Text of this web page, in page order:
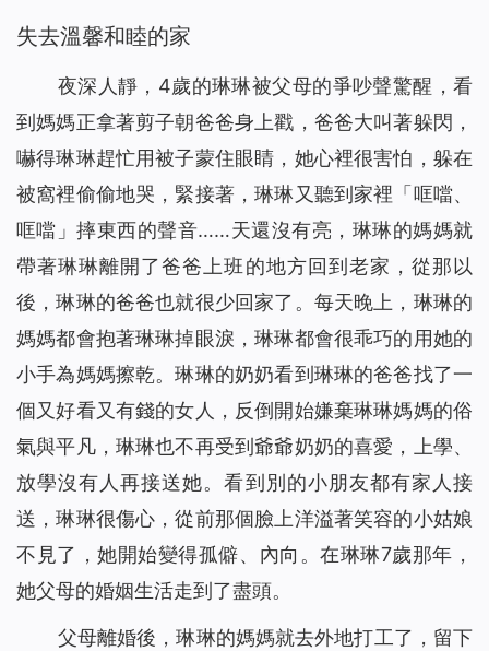
24 信主卻白天犯罪、晚上認罪的人能進天國嗎 （有聲讀物）
你知道如何禱告才能得到主的回應嗎（有聲讀物）
26 找回初心，誠實做人（有聲讀物）
27
在神凡事都能！ ——一名年近70歲基督徒的演員經歷（有
聲讀物）
28 從富翁的空中樓閣夢帶來的啟發（有聲讀物）
29
從「神尋找迷路羊」的比喻中看到神對人類的愛惜（有聲讀
物）
當我改變自己的禱告後⋯⋯（有聲讀物）
31 在死亡線上，誰為她帶來了希望之光？(有聲讀物)
32
神將我從網絡遊戲的泥潭中救起（有聲讀物）
35 只要做到三方面，你與神就能保持正常關係（有聲讀物）
36 基督徒靈修-掌握三要素，讓你與神更親近！（有聲讀物）
37 是誰給了她一個溫暖的家？（有聲讀物）
38 【基督徒日記】將心安靜在神面前的四條實行（有聲讀物）
39 懷孕七個月的我，被綁架後……（有聲讀物）
失去溫馨和睦的家
夜深人靜，4歲的琳琳被父母的爭吵聲驚醒，看
到媽媽正拿著剪子朝爸爸身上戳，爸爸大叫著躲閃，
嚇得琳琳趕忙用被子蒙住眼睛，她心裡很害怕，躲在
被窩裡偷偷地哭，緊接著，琳琳又聽到家裡「哐噹、
哐噹」摔東西的聲音……天還沒有亮，琳琳的媽媽就
帶著琳琳離開了爸爸上班的地方回到老家，從那以
後，琳琳的爸爸也就很少回家了。每天晚上，琳琳的
媽媽都會抱著琳琳掉眼淚，琳琳都會很乖巧的用她的
小手為媽媽擦乾。琳琳的奶奶看到琳琳的爸爸找了一
個又好看又有錢的女人，反倒開始嫌棄琳琳媽媽的俗
氣與平凡，琳琳也不再受到爺爺奶奶的喜愛，上學、
放學沒有人再接送她。看到別的小朋友都有家人接
送，琳琳很傷心，從前那個臉上洋溢著笑容的小姑娘
不見了，她開始變得孤僻、內向。在琳琳7歲那年，
她父母的婚姻生活走到了盡頭。
父母離婚後，琳琳的媽媽就去外地打工了，留下